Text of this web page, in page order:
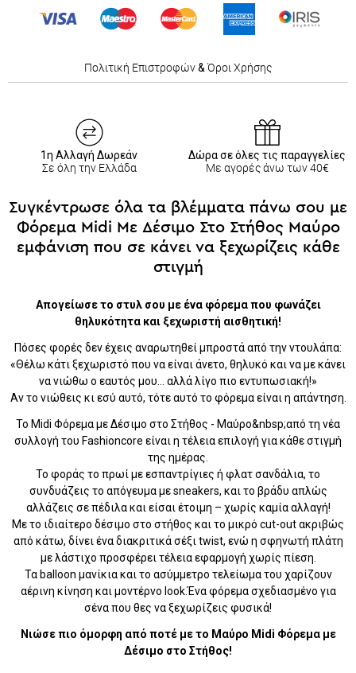
Πολιτική Επιστροφών& Όροι Χρήσης
1η Αλλαγή Δωρεάν
Σε όλη την Ελλάδα
Δώρα σε όλες τις παραγγελίες
Με αγορές άνω των 40€
Συγκέντρωσε όλα τα βλέμματα πάνω σου με
Φόρεμα Midi Με Δέσιμο Στο Στήθος Μαύρο
εμφάνιση που σε κάνει να ξεχωρίζεις κάθε
στιγμή
Απογείωσε το στυλ σου με ένα φόρεμα που φωνάζει
θηλυκότητα και ξεχωριστή αισθητική!
Πόσες φορές δεν έχεις αναρωτηθεί μπροστά από την ντουλάπα:
«Θέλω κάτι ξεχωριστό που να είναι άνετο, θηλυκό και να με κάνει
να νιώθω ο εαυτός μου… αλλά λίγο πιο εντυπωσιακή!»
Αν το νιώθεις κι εσύ αυτό, τότε αυτό το φόρεμα είναι η απάντηση.
Το Midi Φόρεμα με Δέσιμο στο Στήθος - Μαύρο&nbsp;από τη νέα
συλλογή του Fashioncore είναι η τέλεια επιλογή για κάθε στιγμή
της ημέρας.
Το φοράς το πρωί με εσπαντρίγιες ή φλατ σανδάλια, το
συνδυάζεις το απόγευμα με sneakers, και το βράδυ απλώς
αλλάζεις σε πέδιλα και είσαι έτοιμη – χωρίς καμία αλλαγή!
Με το ιδιαίτερο δέσιμο στο στήθος και το μικρό cut-out ακριβώς
από κάτω, δίνει ένα διακριτικά σέξι twist, ενώ η σφηνωτή πλάτη
με λάστιχο προσφέρει τέλεια εφαρμογή χωρίς πίεση.
Τα balloon μανίκια και το ασύμμετρο τελείωμα του χαρίζουν
αέρινη κίνηση και μοντέρνο look.Ένα φόρεμα σχεδιασμένο για
σένα που θες να ξεχωρίζεις φυσικά!
Νιώσε πιο όμορφη από ποτέ με το Μαύρο Midi Φόρεμα με
Δέσιμο στο Στήθος!